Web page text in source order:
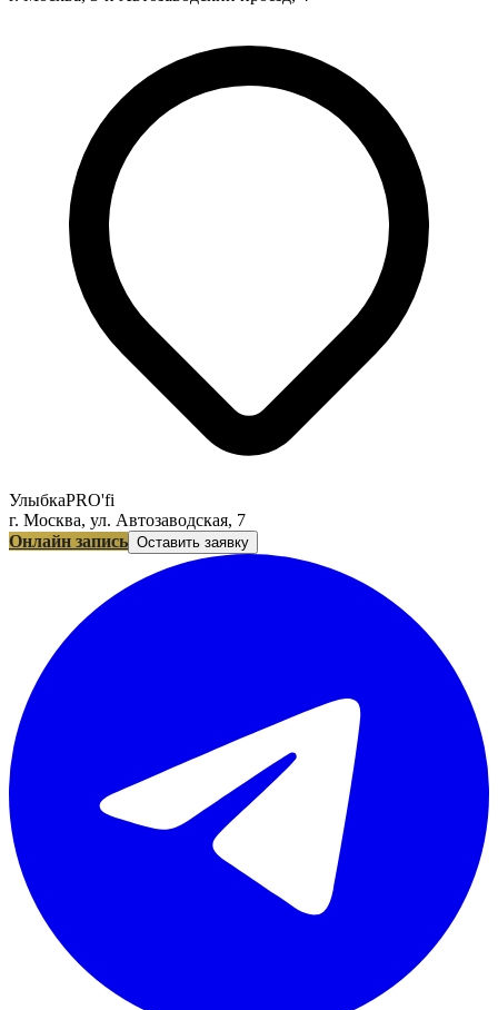
УлыбкаPRO'fi
г. Москва, ул. Автозаводская, 7
Онлайн запись Оставить заявку